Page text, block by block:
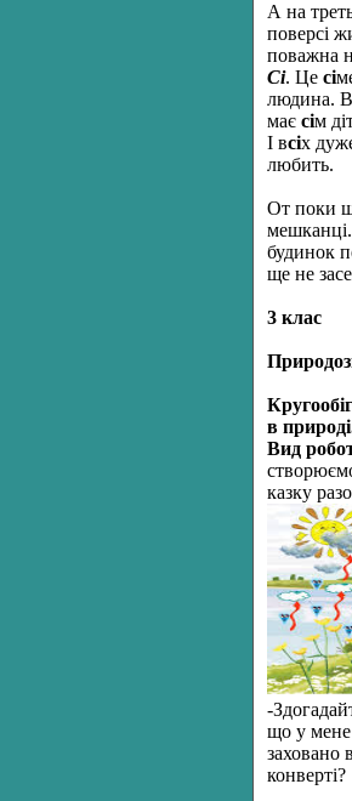
А на
поверсі
поважна
Сі. Це сі
людина.
має сім
І всіх
любить.
От поки
будинок
ще не
3 клас
в
Вид
казку
-
що у мене
заховано в
конверті?